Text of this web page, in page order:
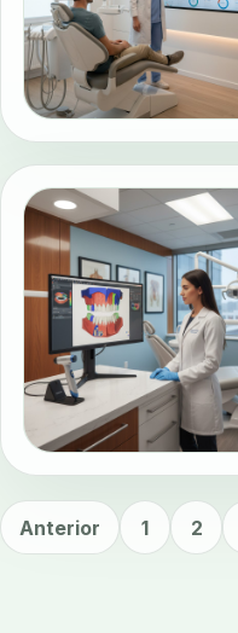
Anterior 1 2